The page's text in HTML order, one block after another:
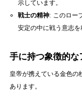
示しています。
戦士の精神: このロー
安定の中に戦う意志を
手に持つ象徴的な
皇帝が携えている金色の
あります。